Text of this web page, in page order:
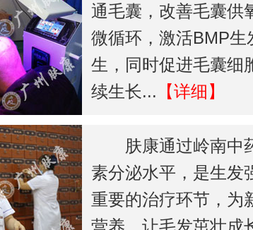
通毛囊，改善毛囊供
微循环，激活BMP生
生，同时促进毛囊细
续生长... 【详细】
肤康通过岭南中
素分泌水平，是生发
重要的治疗环节，为
营养，让毛发茁壮成